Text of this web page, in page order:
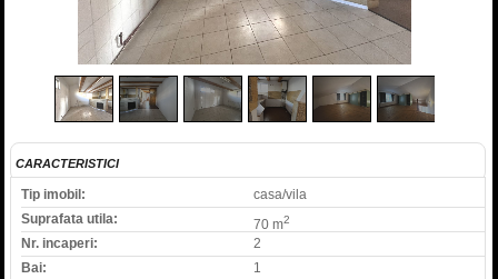
CARACTERISTICI
Tip imobil:
casa/vila
Suprafata utila:
70 m2
Nr. incaperi:
2
Bai:
1